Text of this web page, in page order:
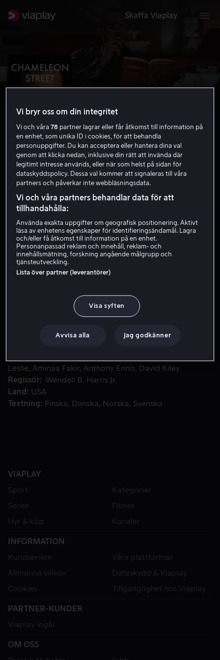
Skaffa Viaplay
Chameleon Street
HD
Hyr 49 kr
Köp 109 kr
William Douglas Street är trött på sitt liv och bestämmer
sig för att återskapa sig själv och bli en kameleont.
Läkare, advokat, reporter - han kan ta sig an vilken roll
Leslie
Aminaa Fakir Anthony Ennis
David Kiley
Regissör
Wendell B. Harris Jr.
Land
USA
Textning
Finska Danska Norska Svenska
VIAPLAY
Sport
Kategorier
Serier
Filmer
Hyr & köp
Kanaler
INFORMATION
Kundservice
Våra plattformar
Allmänna villkor
Dataskydd & Viaplay
Cookies
Tillgänglighet hos Viaplay
PARTNER-KUNDER
Viaplay ingår
OM OSS
Vi bryr oss om din integritet
Vi och våra78 partner lagrar eller får åtkomst till information på
en enhet, som unika ID i cookies, för att behandla
personuppgifter. Du kan acceptera eller hantera dina val
genom att klicka nedan, inklusive din rätt att invända där
legitimt intresse används, eller när som helst på sidan för
dataskyddspolicy. Dessa val kommer att signaleras till våra
partners och påverkar inte webbläsningsdata.
Vi och våra partners behandlar data för att
tillhandahålla:
Använda exakta uppgifter om geografisk positionering. Aktivt
läsa av enhetens egenskaper för identifieringsändamål. Lagra
och/eller få åtkomst till information på en enhet.
Personanpassad reklam och innehåll, reklam- och
innehållsmätning, forskning angående målgrupp och
tjänsteutveckling.
Lista över partner (leverantörer)
Visa syften
Avvisa alla Jag godkänner